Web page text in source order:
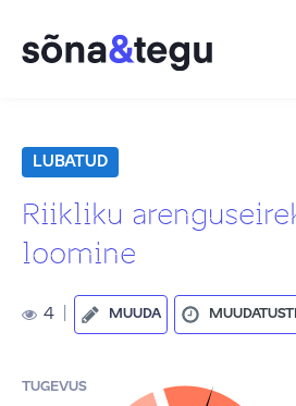
LUBATUD
Riikliku
loomine
4 MUUDA
TUGEVUS